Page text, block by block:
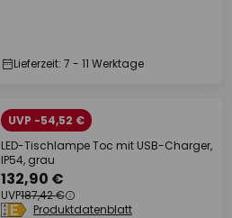
Lieferzeit: 7 - 11 Werktage
UVP -54,52 €
LED-Tischlampe Toc mit USB-Charger,
IP54, grau
132,90 €
UVP187,42 €
Produktdatenblatt